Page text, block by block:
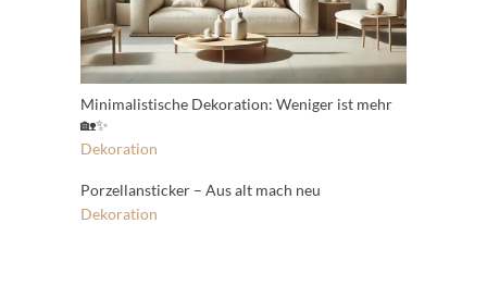
Minimalistische Dekoration: Weniger ist mehr
🏡✨
Dekoration
Porzellansticker – Aus alt mach neu
Dekoration